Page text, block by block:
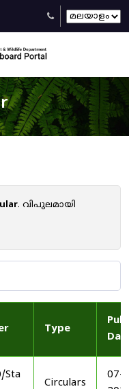
. വിപുലമായി
Type
Sta
Circulars
07-